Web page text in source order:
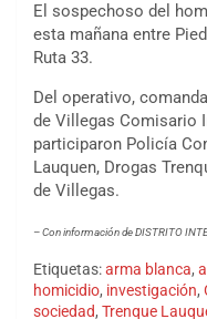
El sospechoso del
esta mañana entre
Ruta 33.
Del operativo,
de Villegas Comisario
participaron Policía
Lauquen, Drogas
de Villegas.
– Con información de DISTRITO
Etiquetas:arma blanca,
homicidio, investigación,
sociedad, Trenque